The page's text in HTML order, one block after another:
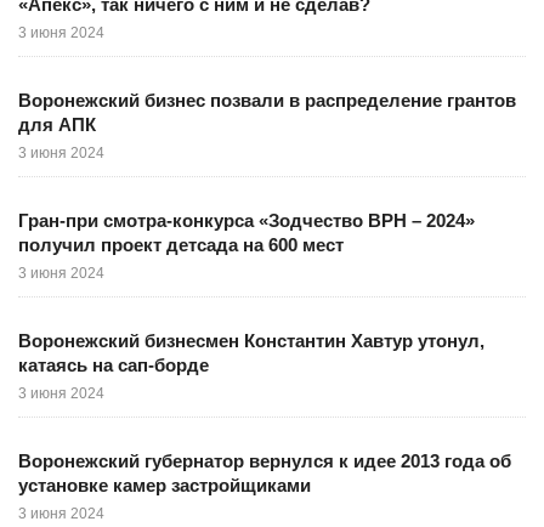
«Апекс», так ничего с ним и не сделав?
3 июня 2024
Воронежский бизнес позвали в распределение грантов
для АПК
3 июня 2024
Гран-при смотра-конкурса «Зодчество ВРН – 2024»
получил проект детсада на 600 мест
3 июня 2024
Воронежский бизнесмен Константин Хавтур утонул,
катаясь на сап-борде
3 июня 2024
Воронежский губернатор вернулся к идее 2013 года об
установке камер застройщиками
3 июня 2024